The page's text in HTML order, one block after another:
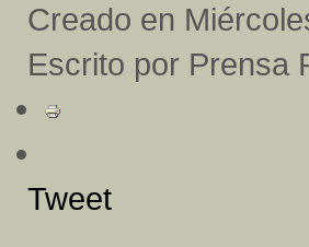
Creado en
Escrito por Prensa
Tweet